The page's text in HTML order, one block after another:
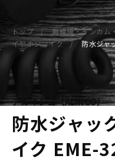
トップ
無線機・インカム
イヤホンマイク
防水ジャ
アルインコ（ALINCO）
防水ジャッ
イク EME-